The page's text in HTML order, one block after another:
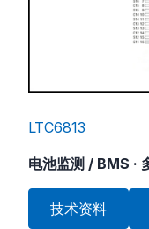
LTC6813
电池监测 / BMS ·
技术资料